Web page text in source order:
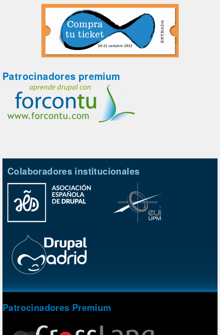
Patrocinadores premium
Colaboradores institucionales
Patrocinadores Premium